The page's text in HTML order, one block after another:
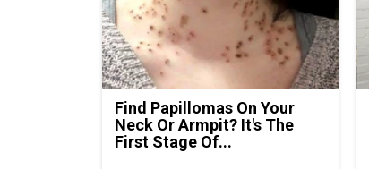
Find Papillomas On Your
Neck Or Armpit? It's The
First Stage Of...